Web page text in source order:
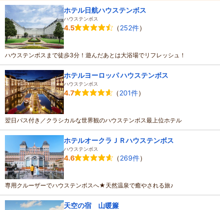
ホテル日航ハウステンボス
ハウステンボス
4.5 （252件）
ハウステンボスまで徒歩3分！遊んだあとは大浴場でリフレッシュ！
ホテルヨーロッパ ハウステンボス
ハウステンボス
4.7 （201件）
翌日パス付き／クラシカルな世界観のハウステンボス最上位ホテル
ホテルオークラＪＲハウステンボス
ハウステンボス
4.6 （269件）
専用クルーザーでハウステンボスへ★天然温泉で癒やされる旅♪
天空の宿 山暖簾